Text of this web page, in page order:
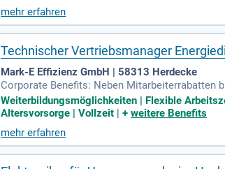
mehr erfahren
Technischer Vertriebsmanager
Mark-E Effizienz GmbH | 58313 Herdecke
Corporate Benefits: Neben Mitarbeiterrabatten
nunfallversicherung, eine
Weiterbildungsmöglichkeiten | Flexible
Altersvorsorge | Vollzeit |+weitere Benefits
mehr erfahren